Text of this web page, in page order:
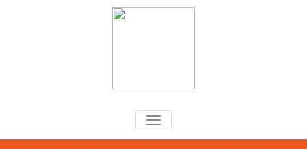
TOGGLE
NAVIGATION